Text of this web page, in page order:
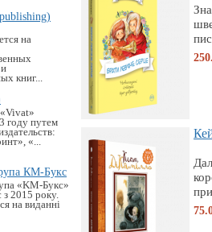
на
книг...
году путем
«...
КМ-Букс
«KM-Букс»
з 2015 року.
на виданні